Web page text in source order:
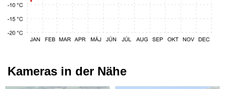
Kameras in der Nähe